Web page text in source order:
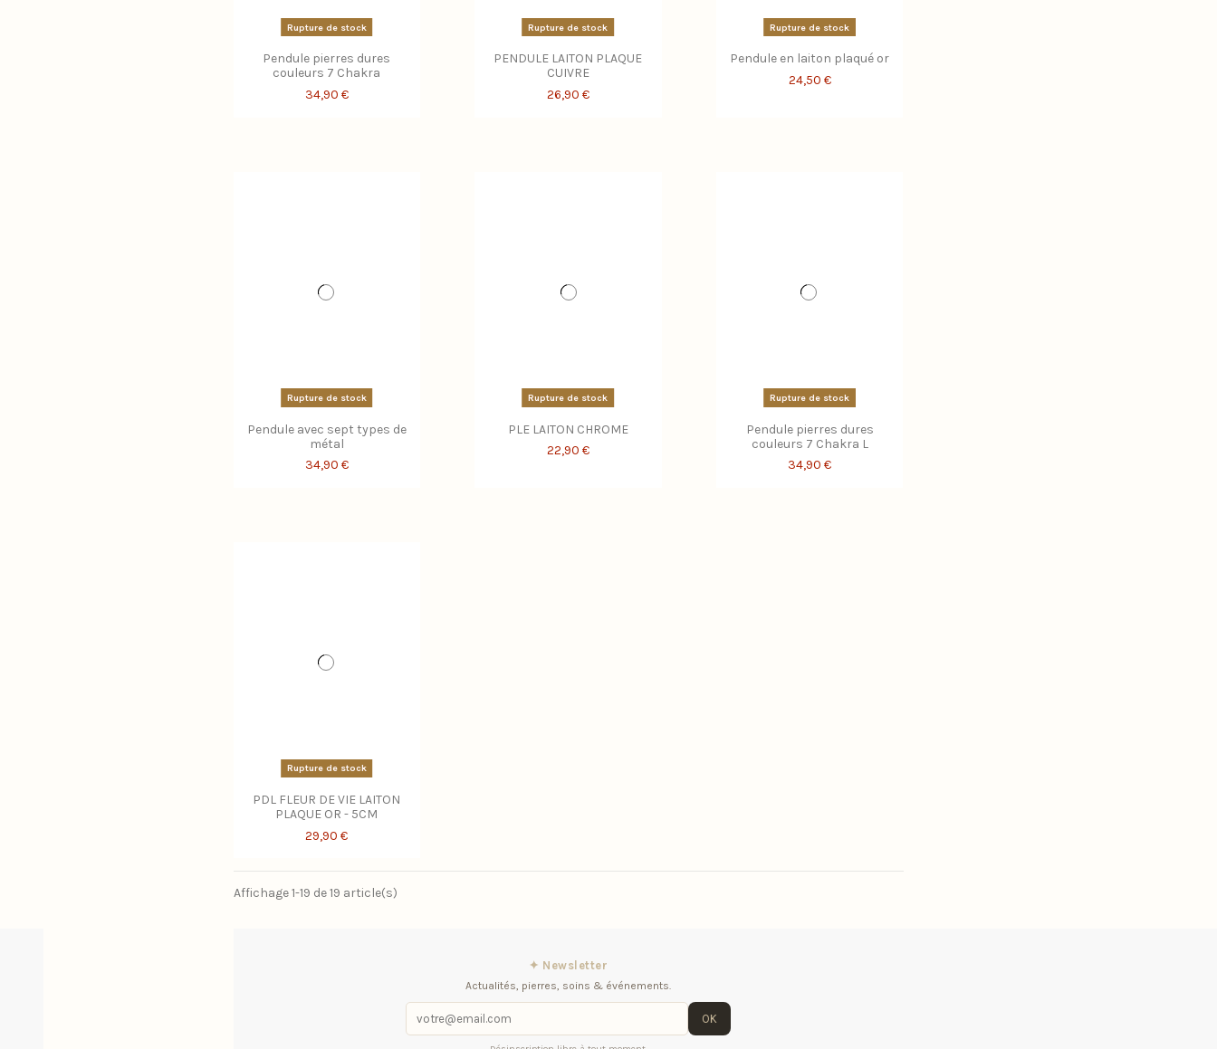
Rupture de stock
Pendule pierres dures
couleurs 7 Chakra
34,90 €
Rupture de stock
PENDULE LAITON PLAQUE
CUIVRE
26,90 €
Rupture de stock
Pendule en laiton plaqué or
24,50 €
Rupture de stock
Pendule avec sept types de
métal
34,90 €
Rupture de stock
PLE LAITON CHROME
22,90 €
Rupture de stock
Pendule pierres dures
couleurs 7 Chakra L
34,90 €
Rupture de stock
PDL FLEUR DE VIE LAITON
PLAQUE OR - 5CM
29,90 €
Affichage 1-19 de 19 article(s)
✦ Newsletter
Actualités, pierres, soins & événements.
OK